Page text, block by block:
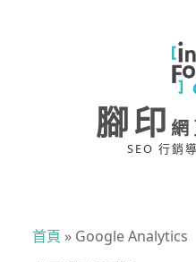
腳印
SEO 行銷
首頁 » Google Analytics